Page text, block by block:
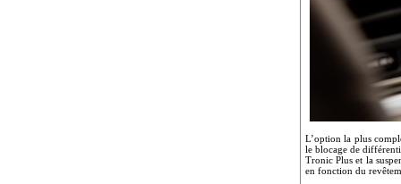
L’option la plus
le blocage de
Tronic Plus et la
en fonction du